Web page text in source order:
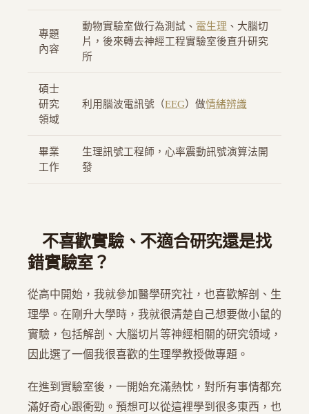
專題
內容
動物實驗室做行為測試、 電生理 、大腦切
片，後來轉去神經工程實驗室後直升研究
所
碩士
研究
領域
利用腦波電訊號（EEG）做情緒辨識
畢業
工作
生理訊號工程師，心率震動訊號演算法開
發
不喜歡實驗、不適合研究還是找
錯實驗室？
從高中開始，我就參加醫學研究社，也喜歡解剖、生
理學。在剛升大學時，我就很清楚自己想要做小鼠的
實驗，包括解剖、大腦切片等神經相關的研究領域，
因此選了一個我很喜歡的生理學教授做專題。
在進到實驗室後，一開始充滿熱忱，對所有事情都充
滿好奇心跟衝勁。預想可以從這裡學到很多東西，也